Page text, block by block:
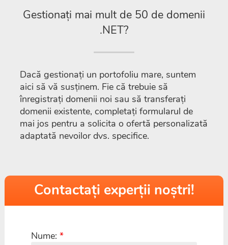
Gestionați mai mult de 50 de domenii
.NET?
Dacă gestionați un portofoliu mare, suntem
aici să vă susținem. Fie că trebuie să
înregistrați domenii noi sau să transferați
domenii existente, completați formularul de
mai jos pentru a solicita o ofertă personalizată
adaptată nevoilor dvs. specifice.
Contactați experții noștri!
Nume: *